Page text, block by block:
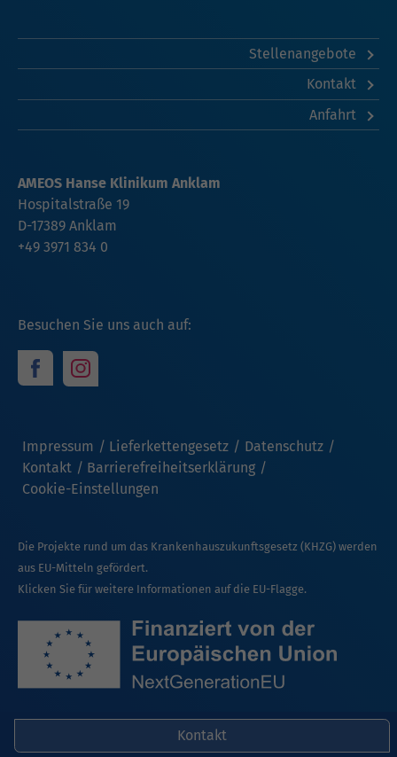
Kontakt
Stellenangebote
Kontakt
Anfahrt
Besuchen Sie uns auch auf:
Impressum Lieferkettengesetz
Datenschutz
Kontakt
Barrierefreiheitserklärung
Cookie-Einstellungen
AMEOS Hanse Klinikum Anklam
Hospitalstraße 19
D-17389 Anklam
+49 3971 834 0
Die Projekte rund um das Krankenhauszukunftsgesetz (KHZG) werden
aus EU-Mitteln gefördert.
Klicken Sie für weitere Informationen auf die EU-Flagge.